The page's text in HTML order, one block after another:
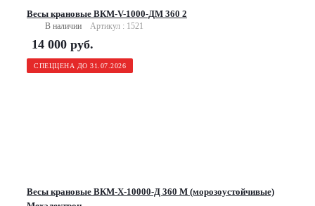
Весы крановые ВКМ-V-1000-ДМ 360 2
В наличии Артикул : 1521
14 000 руб.
СПЕЦЦЕНА ДО 31.07.2026
Весы крановые ВКМ-Х-10000-Д 360 М (морозоустойчивые)